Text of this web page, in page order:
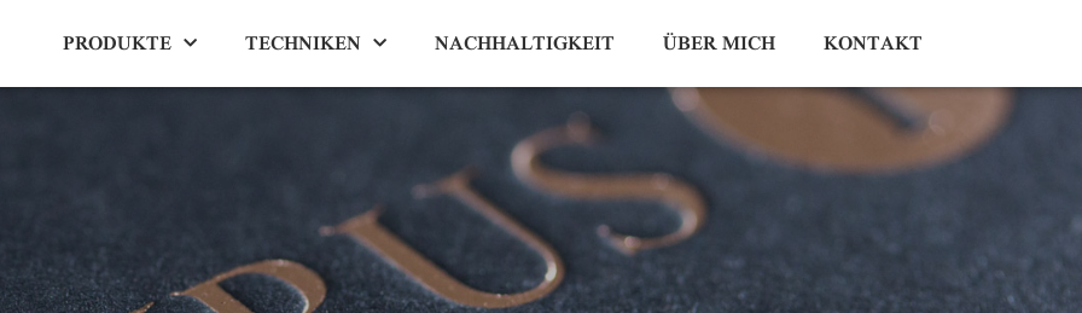
PRODUKTE TECHNIKEN NACHHALTIGKEIT ÜBER MICH KONTAKT